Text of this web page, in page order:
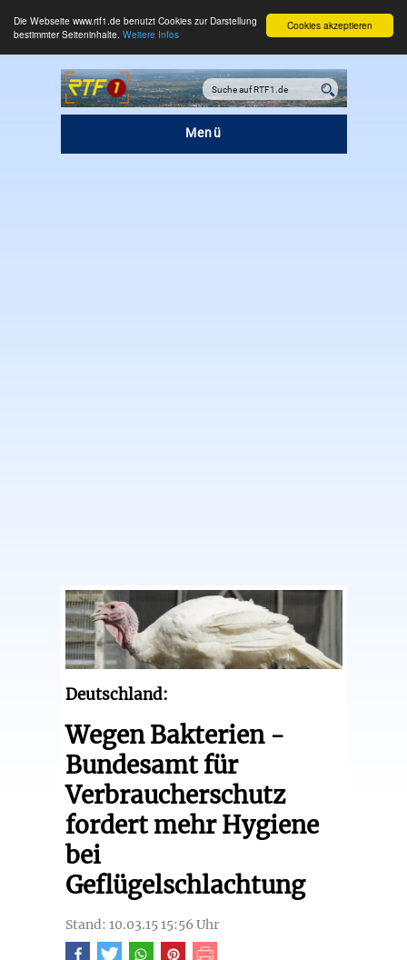
Cookies akzeptieren
Die Webseite www.rtf1.de benutzt Cookies zur Darstellung
bestimmter Seiteninhalte. Weitere Infos
Menü
Deutschland:
Wegen Bakterien -
Bundesamt für
Verbraucherschutz
fordert mehr Hygiene
bei
Geflügelschlachtung
Stand: 10.03.15 15:56 Uhr